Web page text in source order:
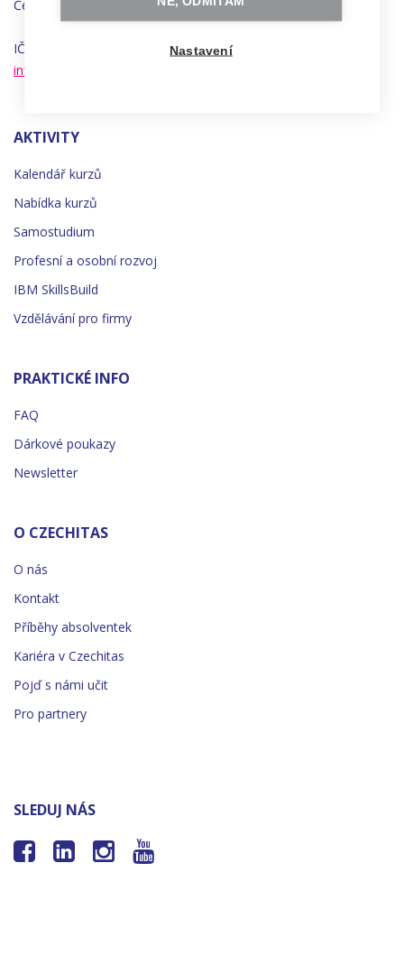
Česká republika
IČO 22834958 | DIČ CZ22834958
info@czechitas.cz
AKTIVITY
Kalendář kurzů
Nabídka kurzů
Samostudium
Profesní a osobní rozvoj
IBM SkillsBuild
Vzdělávání pro firmy
PRAKTICKÉ INFO
FAQ
Dárkové poukazy
Newsletter
O CZECHITAS
O nás
Kontakt
Příběhy absolventek
Kariéra v Czechitas
Pojď s námi učit
Pro partnery
SLEDUJ NÁS
   
Nastavení